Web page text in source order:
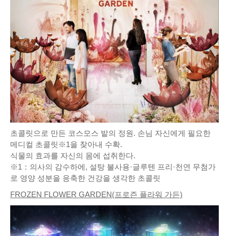
초콜릿으로 만든 코스모스 밭의 정원. 손님 자신에게 필요한
메디컬 초콜릿※1을 찾아내 수확.
식물의 효과를 자신의 몸에 섭취한다.
※1：의사의 감수하에, 설탕 불사용·글루텐 프리·천연 무첨가
로 영양 성분을 응축한 건강을 생각한 초콜릿
FROZEN FLOWER GARDEN(프로즌 플라워 가든)